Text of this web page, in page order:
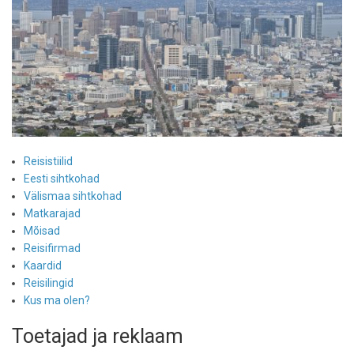
Reisistiilid
Eesti sihtkohad
Välismaa sihtkohad
Matkarajad
Mõisad
Reisifirmad
Kaardid
Reisilingid
Kus ma olen?
Toetajad ja reklaam